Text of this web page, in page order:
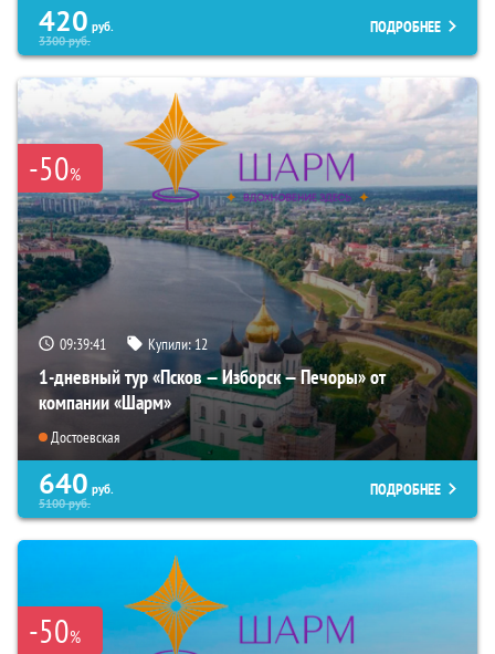
420 руб.
3300руб.
ПОДРОБНЕЕ
-50%
09:39:40 Купили:12
1-дневный тур «Псков — Изборск — Печоры» от
компании «Шарм»
Достоевская
640 руб.
5100руб.
ПОДРОБНЕЕ
-50%